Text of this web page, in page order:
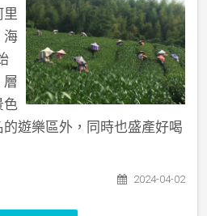
里
海
色
遊樂區外，同時也盛產好喝
2024-04-02